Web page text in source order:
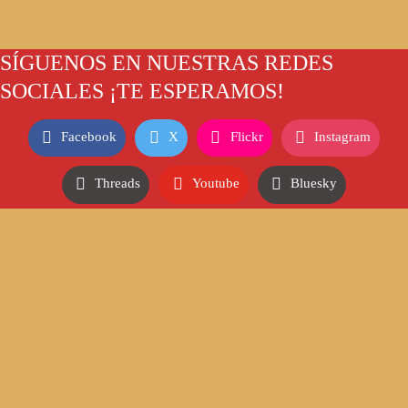
SÍGUENOS EN NUESTRAS REDES
SOCIALES ¡TE ESPERAMOS!
Facebook X Flickr Instagram
Threads Youtube Bluesky